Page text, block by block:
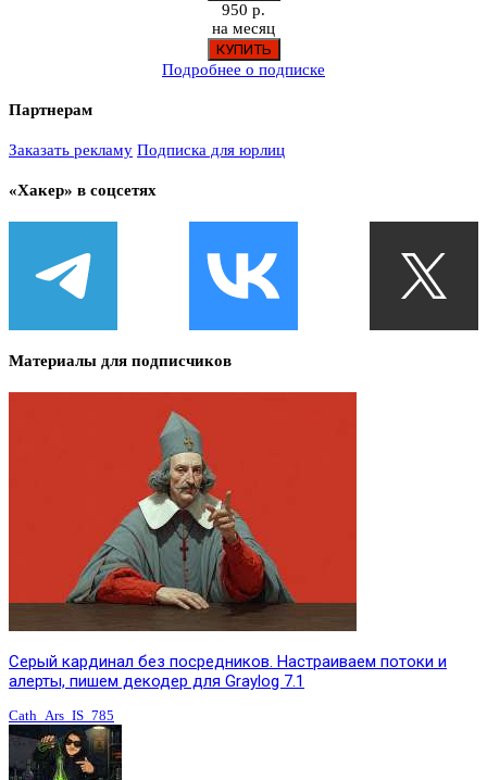
950 р.
на месяц
Подробнее о подписке
Партнерам
Заказать рекламу Подписка для юрлиц
«Хакер» в соцсетях
Материалы для подписчиков
Серый кардинал без посредников. Настраиваем потоки и
алерты, пишем декодер для Graylog 7.1
Cath_Ars_IS_785